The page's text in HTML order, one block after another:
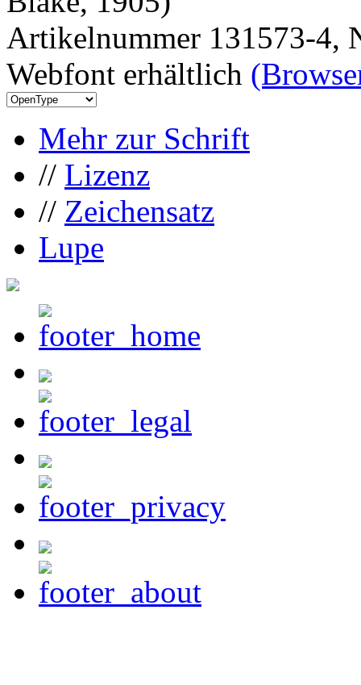
Artikelnummer 131573-4,
Webfont erhältlich
Mehr zur Schrift
// Lizenz
// Zeichensatz
Lupe